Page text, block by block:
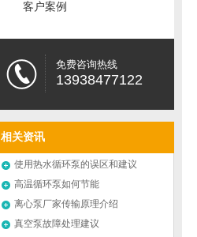
客户案例
免费咨询热线
13938477122
相关资讯
使用热水循环泵的误区和建议
高温循环泵如何节能
离心泵厂家传输原理介绍
真空泵故障处理建议